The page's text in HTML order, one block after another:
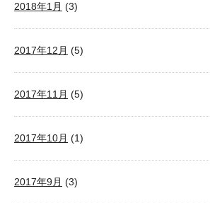
2018年1月 (3)
2017年12月 (5)
2017年11月 (5)
2017年10月 (1)
2017年9月 (3)